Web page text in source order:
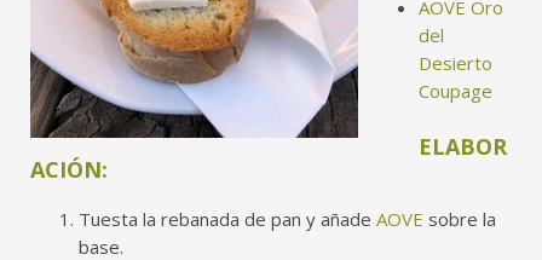
AOVE Oro
del
Desierto
Coupage
ELABOR
ACIÓN:
Tuesta la rebanada de pan y añade AOVE sobre la
base.